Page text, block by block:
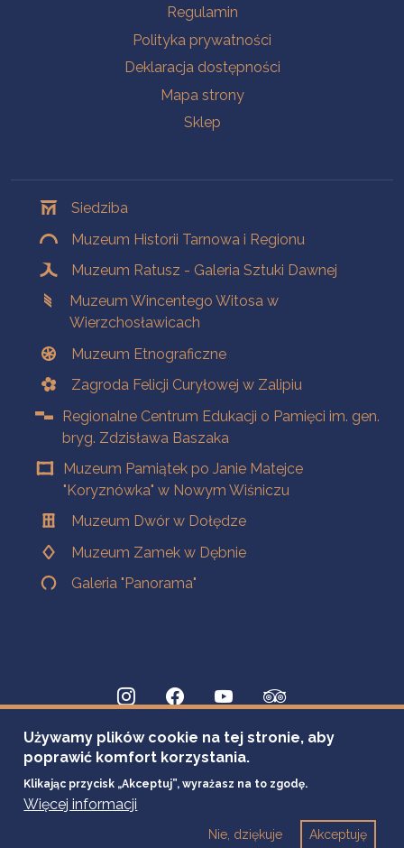
Regulamin
Polityka prywatności
Deklaracja dostępności
Mapa strony
Sklep
Siedziba
Muzeum Historii Tarnowa i Regionu
Muzeum Ratusz - Galeria Sztuki Dawnej
Muzeum Wincentego Witosa w
Wierzchosławicach
Muzeum Etnograficzne
Zagroda Felicji Curyłowej w Zalipiu
Regionalne Centrum Edukacji o Pamięci im. gen.
bryg. Zdzisława Baszaka
Muzeum Pamiątek po Janie Matejce
"Koryznówka" w Nowym Wiśniczu
Muzeum Dwór w Dołędze
Muzeum Zamek w Dębnie
Galeria "Panorama"
Używamy plików cookie na tej stronie, aby
poprawić komfort korzystania.
Klikając przycisk „Akceptuj”, wyrażasz na to zgodę.
Więcej informacji
Akceptuję
Nie, dziękuje